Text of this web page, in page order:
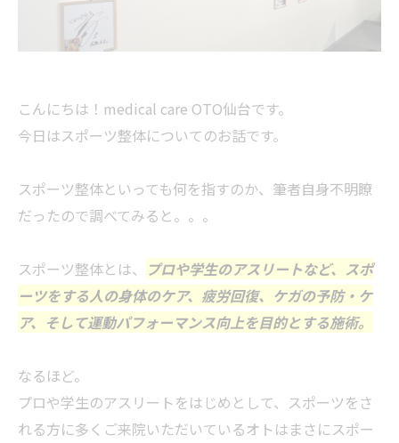
こんにちは！medical care OTO仙台です。
今日はスポーツ整体についてのお話です。
スポーツ整体といっても何を指すのか、筆者自身不明瞭
だったので調べてみると。。。
スポーツ整体とは、 プロや学生のアスリートなど、スポ
ーツをする人の身体のケア、疲労回復、ケガの予防・ケ
ア、そして運動パフォーマンス向上を目的とする施術。
なるほど。
プロや学生のアスリートをはじめとして、スポーツをさ
れる方に多くご来院いただいているオトはまさにスポー